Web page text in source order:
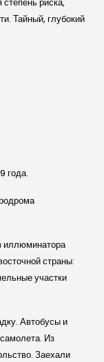
Тайный, глубокий
года.
иллюминатора
страны:
участки
Автобусы и
Из
Заехали